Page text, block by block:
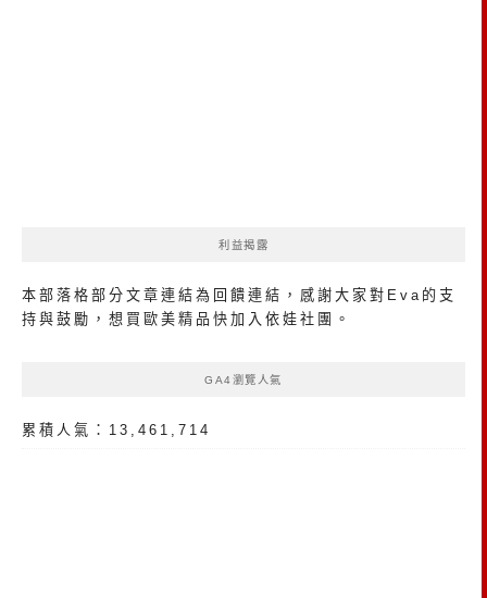
利益揭露
本部落格部分文章連結為回饋連結，感謝大家對Eva的支
持與鼓勵，想買歐美精品 快加入依娃社團 。
GA4瀏覽人氣
累積人氣：13,461,714